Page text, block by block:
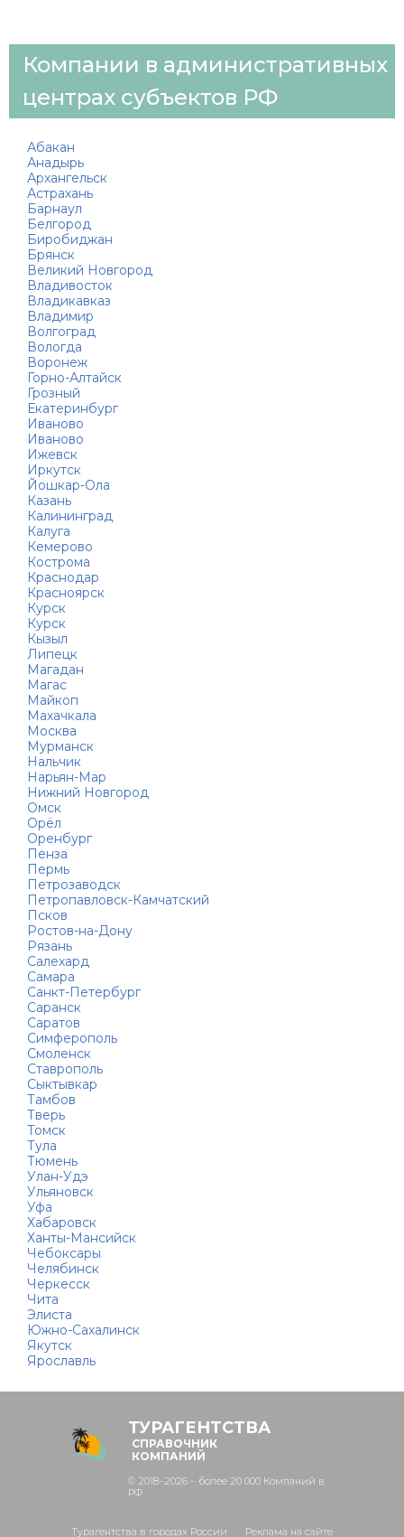
Компании в административных
центрах субъектов РФ
Абакан
Анадырь
Архангельск
Астрахань
Барнаул
Белгород
Биробиджан
Брянск
Великий Новгород
Владивосток
Владикавказ
Владимир
Волгоград
Вологда
Воронеж
Горно-Алтайск
Грозный
Екатеринбург
Иваново
Иваново
Ижевск
Иркутск
Йошкар-Ола
Казань
Калининград
Калуга
Кемерово
Кострома
Краснодар
Красноярск
Курск
Курск
Кызыл
Липецк
Магадан
Магас
Майкоп
Махачкала
Москва
Мурманск
Нальчик
Нарьян-Мар
Нижний Новгород
Омск
Орёл
Оренбург
Пенза
Пермь
Петрозаводск
Петропавловск-Камчатский
Псков
Ростов-на-Дону
Рязань
Салехард
Самара
Санкт-Петербург
Саранск
Саратов
Симферополь
Смоленск
Ставрополь
Сыктывкар
Тамбов
Тверь
Томск
Тула
Тюмень
Улан-Удэ
Ульяновск
Уфа
Хабаровск
Ханты-Мансийск
Чебоксары
Челябинск
Черкесск
Чита
Элиста
Южно-Сахалинск
Якутск
Ярославль
ТУРАГЕНТСТВА
СПРАВОЧНИК
КОМПАНИЙ
© 2018–2026 – более 20 000 Компаний в
РФ
Турагентства в городах России Реклама на сайте